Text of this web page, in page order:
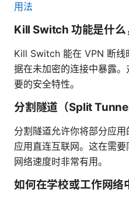
用法
Kill Switch 功能是什么
Kill Switch 能在 VPN 断线
据在未加密的连接中暴露
要的安全特性。
分割隧道（Split
分割隧道允许你将部分应
应用直连互联网。这在需
网络速度时非常有用。
如何在学校或工作网络